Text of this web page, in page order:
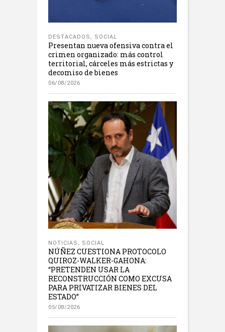
DESTACADOS , SOCIAL
Presentan nueva ofensiva contra el
crimen organizado: más control
territorial, cárceles más estrictas y
decomiso de bienes
06/08/2026
NOTICIAS , SOCIAL
NÚÑEZ CUESTIONA PROTOCOLO
QUIROZ-WALKER-GAHONA:
“PRETENDEN USAR LA
RECONSTRUCCIÓN COMO EXCUSA
PARA PRIVATIZAR BIENES DEL
ESTADO”
05/08/2026